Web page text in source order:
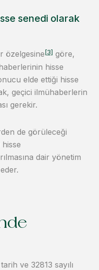
senedi olarak
özelgesine[3] göre,
hisse
elde ettiği hisse
geçici ilmühaberlerin
gerekir.
de görüleceği
hisse
dair yönetim
ve 32813 sayılı